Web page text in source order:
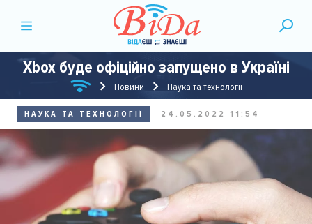
Xbox буде офіційно запущено в Україні
Новини Наука та технології
НАУКА ТА ТЕХНОЛОГІЇ 24.05.2022 11:54